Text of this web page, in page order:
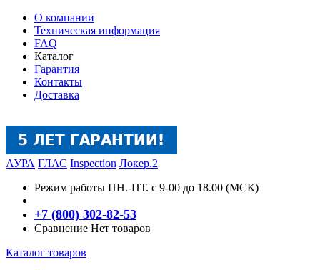
О компании
Техническая информация
FAQ
Каталог
Гарантия
Контакты
Доставка
АУРА ГЛАС Inspection Локер.2
Режим работы ПН.-ПТ. с 9-00 до 18.00 (МСК)
+7 (800) 302-82-53
Сравнение Нет товаров
Каталог товаров